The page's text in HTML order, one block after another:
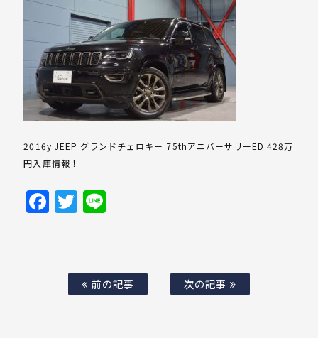
2016y JEEP グランドチェロキー 75thアニバーサリーED 428万
円入庫情報！
Facebook
Twitter
前の記事 次の記事